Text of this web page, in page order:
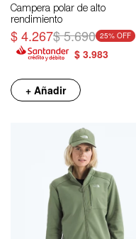
Campera polar de alto
rendimiento
$4.267$5.690 25
$ 3.983
+ Añadir